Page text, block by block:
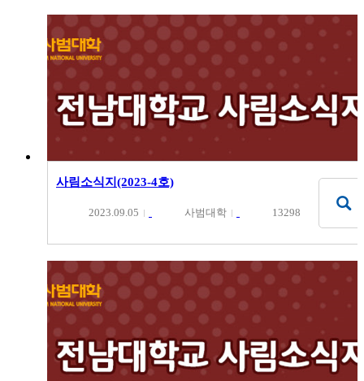
사림소식지(2023-4호)
2023.09.05 사범대학 13298